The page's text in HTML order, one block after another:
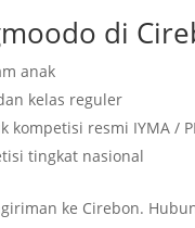
di
anak
kelas reguler
resmi IYMA /
tingkat nasional
ke Cirebon.